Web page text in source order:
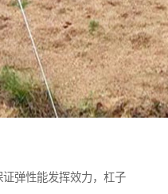
弹性能发挥效力，杠子